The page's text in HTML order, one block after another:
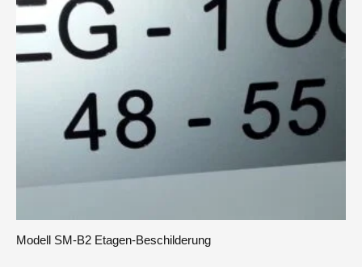
Modell SM-B2 Etagen-Beschilderung